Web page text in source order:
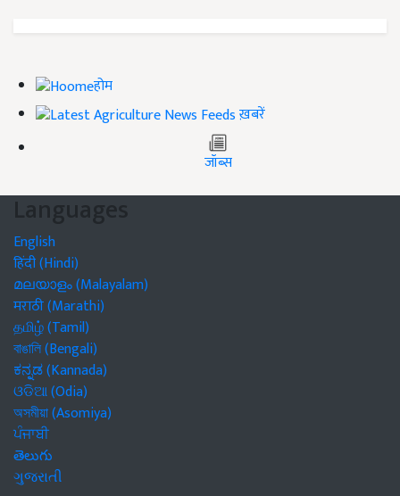
होम
ख़बरें
जॉब्स
Languages
English
हिंदी (Hindi)
മലയാളം (Malayalam)
मराठी (Marathi)
தமிழ் (Tamil)
বাঙালি (Bengali)
ಕನ್ನಡ (Kannada)
ଓଡିଆ (Odia)
অসমীয়া (Asomiya)
ਪੰਜਾਬੀ
తెలుగు
ગુજરાતી